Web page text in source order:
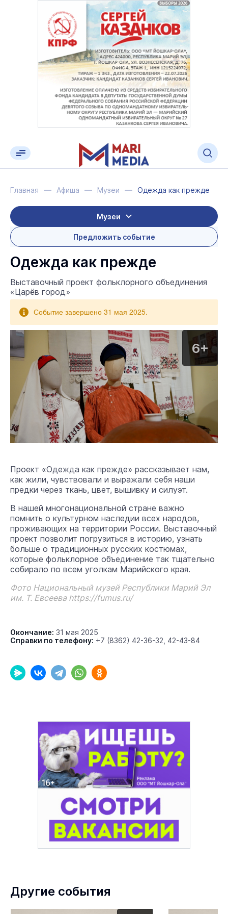
Главная Афиша Музеи Одежда как прежде
Музеи
Предложить событие
Одежда как прежде
Выставочный проект фольклорного объединения
«Царёв город»
Событие завершено 31 мая 2025.
6+
Проект «Одежда как прежде» рассказывает нам,
как жили, чувствовали и выражали себя наши
предки через ткань, цвет, вышивку и силуэт.
В нашей многонациональной стране важно
помнить о культурном наследии всех народов,
проживающих на территории России. Выставочный
проект позволит погрузиться в историю, узнать
больше о традиционных русских костюмах,
которые фольклорное объединение так тщательно
собирало по всем уголкам Марийского края.
Фото Национальный музей Республики Марий Эл
им. Т. Евсеева https://fumus.ru/
Окончание: 31 мая 2025
Справки по телефону: +7 (8362) 42-36-32, 42-43-84
Другие события